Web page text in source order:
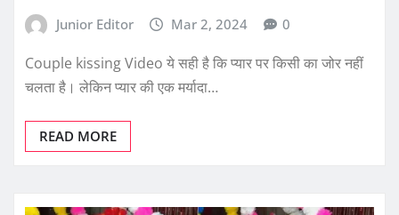
Junior Editor Mar 2, 2024 0
Couple kissing Video ये सही है कि प्यार पर किसी का जोर नहीं
चलता है। लेकिन प्यार की एक मर्यादा…
READ MORE